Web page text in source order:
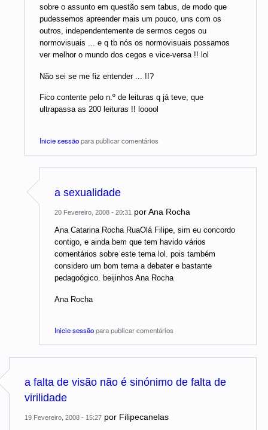
sobre o assunto em questão sem tabus, de modo que
pudessemos apreender mais um pouco, uns com os
outros, independentemente de sermos cegos ou
normovisuais ... e q tb nós os normovisuais possamos
ver melhor o mundo dos cegos e vice-versa !! lol
Não sei se me fiz entender ... !!?
Fico contente pelo n.º de leituras q já teve, que
ultrapassa as 200 leituras !! looool
Inicie sessãopara publicar comentários
a sexualidade
20 Fevereiro, 2008 - 20:31 porAna Rocha
Ana Catarina Rocha RuaOlá Filipe, sim eu concordo
contigo, e ainda bem que tem havido vários
comentários sobre este tema lol. pois também
considero um bom tema a debater e bastante
pedagoógico. beijinhos Ana Rocha
Ana Rocha
Inicie sessãopara publicar comentários
a falta de visão não é sinónimo de falta de
virilidade
19 Fevereiro, 2008 - 15:27 por Filipecanelas